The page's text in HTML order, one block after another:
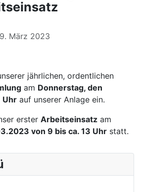
März 2023
jährlichen, ordentlichen
am Donnerstag, den
Uhr auf unserer Anlage ein.
erster Arbeitseinsatz am
von 9 bis ca. 13 Uhr statt.